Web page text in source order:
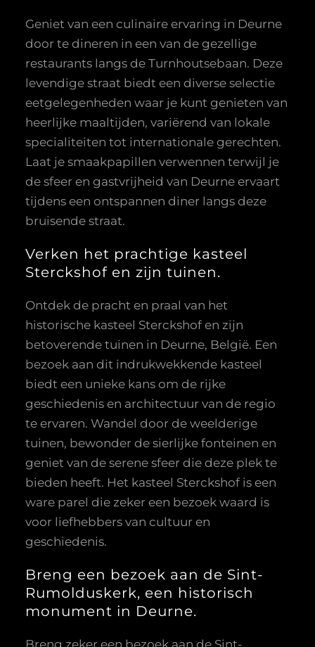
Geniet van een culinaire ervaring in Deurne
door te dineren in een van de gezellige
restaurants langs de Turnhoutsebaan. Deze
levendige straat biedt een diverse selectie
eetgelegenheden waar je kunt genieten van
heerlijke maaltijden, variërend van lokale
specialiteiten tot internationale gerechten.
Laat je smaakpapillen verwennen terwijl je
de sfeer en gastvrijheid van Deurne ervaart
tijdens een ontspannen diner langs deze
bruisende straat.
Verken het prachtige kasteel
Sterckshof en zijn tuinen.
Ontdek de pracht en praal van het
historische kasteel Sterckshof en zijn
betoverende tuinen in Deurne, België. Een
bezoek aan dit indrukwekkende kasteel
biedt een unieke kans om de rijke
geschiedenis en architectuur van de regio
te ervaren. Wandel door de weelderige
tuinen, bewonder de sierlijke fonteinen en
geniet van de serene sfeer die deze plek te
bieden heeft. Het kasteel Sterckshof is een
ware parel die zeker een bezoek waard is
voor liefhebbers van cultuur en
geschiedenis.
Breng een bezoek aan de Sint-
Rumolduskerk, een historisch
monument in Deurne.
Breng zeker een bezoek aan de Sint-